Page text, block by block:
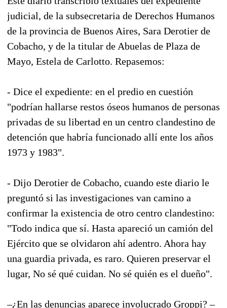
judicial, de la subsecretaria de Derechos Humanos
de la provincia de Buenos Aires, Sara Derotier de
Cobacho, y de la titular de Abuelas de Plaza de
Mayo, Estela de Carlotto. Repasemos:
- Dice el expediente: en el predio en cuestión
"podrían hallarse restos óseos humanos de personas
privadas de su libertad en un centro clandestino de
detención que habría funcionado allí ente los años
1973 y 1983".
- Dijo Derotier de Cobacho, cuando este diario le
preguntó si las investigaciones van camino a
confirmar la existencia de otro centro clandestino:
"Todo indica que sí. Hasta apareció un camión del
Ejército que se olvidaron ahí adentro. Ahora hay
una guardia privada, es raro. Quieren preservar el
lugar, No sé qué cuidan. No sé quién es el dueño".
–¿En las denuncias aparece involucrado Groppi? –